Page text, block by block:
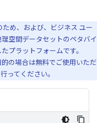
ため、および、ビジネス ユー
空間データセットのペタバイ
プラットフォームです。
の場合は無料でご使用いただ
ってください。